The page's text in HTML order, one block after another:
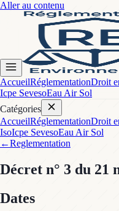
Aller au contenu
AccueilRéglementationDroit
Icpe SevesoEau Air Sol
Catégories
AccueilRéglementationDroit
IsoIcpe SevesoEau Air Sol
←Reglementation
Décret n° 3 du 21
Dates